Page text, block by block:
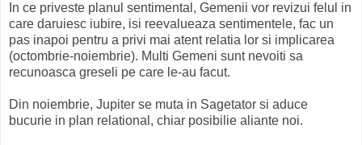
In ce priveste planul sentimental, Gemenii vor revizui felul in
care daruiesc iubire, isi reevalueaza sentimentele, fac un
pas inapoi pentru a privi mai atent relatia lor si implicarea
(octombrie-noiembrie). Multi Gemeni sunt nevoiti sa
recunoasca greseli pe care le-au facut.
Din noiembrie, Jupiter se muta in Sagetator si aduce
bucurie in plan relational, chiar posibilie aliante noi.